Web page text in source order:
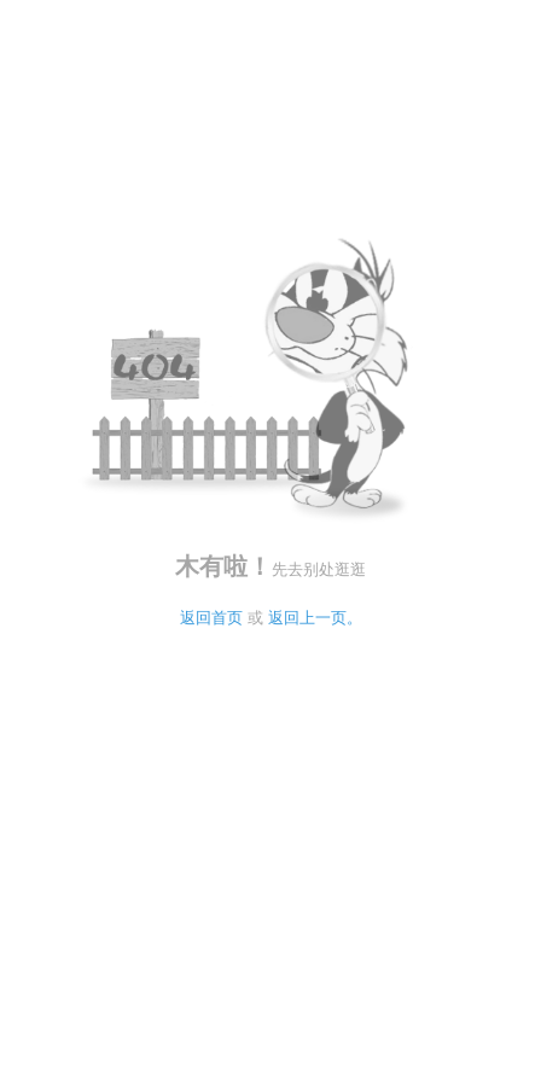
木有啦！ 先去别处逛逛
返回首页 或 返回上一页。